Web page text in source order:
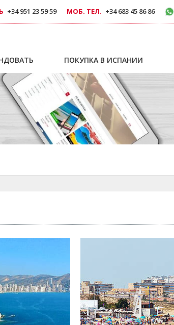
+34 951 23 59 59 МОБ. ТЕЛ. +34 683 45 86 86
ПОКУПКА В ИСПАНИИ